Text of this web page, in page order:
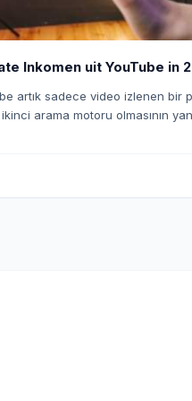
Inkomen uit YouTube in
artık sadece video izlenen bir
arama motoru olmasının